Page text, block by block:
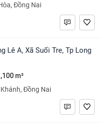
Đồng Nai
m²
Đồng Nai